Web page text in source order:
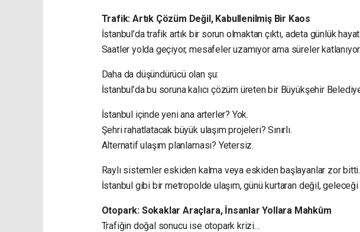
Trafik: Artık Çözüm Değil, Kabullenilmiş Bir Kaos
İstanbul’da trafik artık bir sorun olmaktan çıktı, adeta günlük
Saatler yolda geçiyor, mesafeler uzamıyor ama süreler katlanıyor.
Daha da düşündürücü olan şu:
İstanbul’da bu soruna kalıcı çözüm üreten bir Büyükşehir
İstanbul içinde yeni ana arterler? Yok.
Şehri rahatlatacak büyük ulaşım projeleri? Sınırlı.
Alternatif ulaşım planlaması? Yetersiz.
Raylı sistemler eskiden kalma veya eskiden başlayanlar zor
İstanbul gibi bir metropolde ulaşım, günü kurtaran değil,
Otopark: Sokaklar Araçlara, İnsanlar Yollara Mahkûm
Trafiğin doğal sonucu ise otopark krizi…